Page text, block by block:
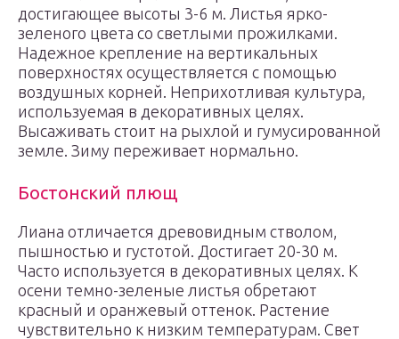
достигающее высоты 3-6 м. Листья ярко-
зеленого цвета со светлыми прожилками.
Надежное крепление на вертикальных
поверхностях осуществляется с помощью
воздушных корней. Неприхотливая культура,
используемая в декоративных целях.
Высаживать стоит на рыхлой и гумусированной
земле. Зиму переживает нормально.
Бостонский плющ
Лиана отличается древовидным стволом,
пышностью и густотой. Достигает 20-30 м.
Часто используется в декоративных целях. К
осени темно-зеленые листья обретают
красный и оранжевый оттенок. Растение
чувствительно к низким температурам. Свет